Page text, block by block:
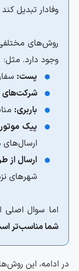
وفادار تبدیل
روش‌های مختلفی
وجود دارد. مثل:
پست:
باربری:
پیک
ارسال از
شهرهای
اما سوال
شما مناسب‌تر
در ادامه، این